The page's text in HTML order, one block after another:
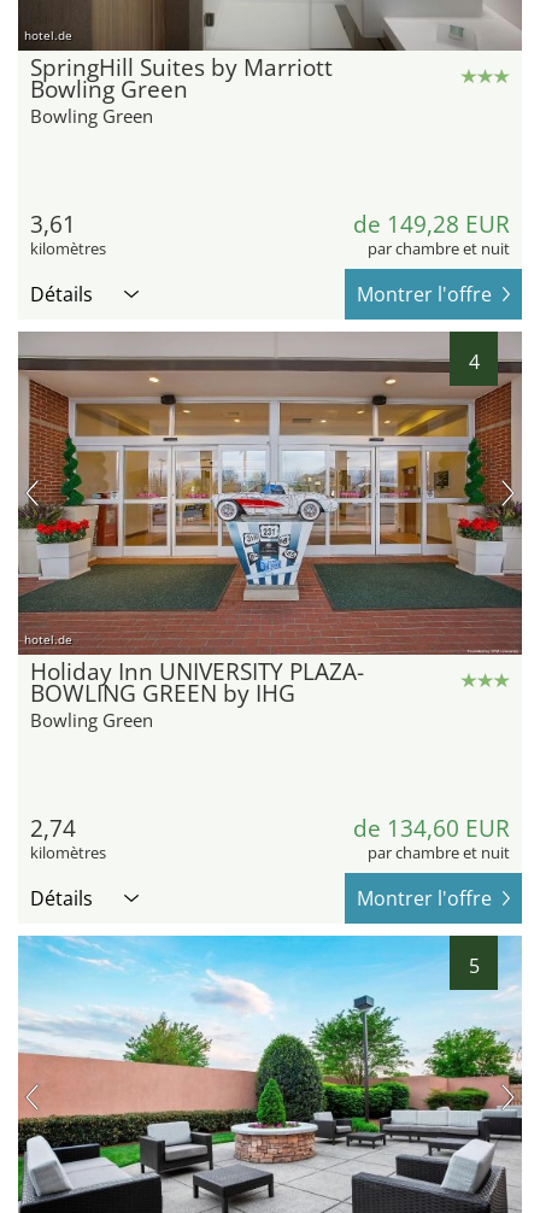
hotel.de
SpringHill Suites by Marriott
Bowling Green
Bowling Green
3,61
kilomètres
de 149,28 EUR
par chambre et nuit
Détails Montrer l'offre
4
hotel.de
Holiday Inn UNIVERSITY PLAZA-
BOWLING GREEN by IHG
Bowling Green
2,74
kilomètres
de 134,60 EUR
par chambre et nuit
Détails Montrer l'offre
5